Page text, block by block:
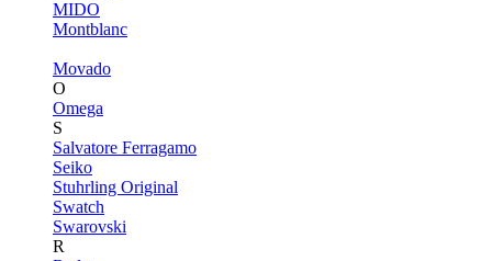
MIDO
Montblanc
Movado
O
Omega
S
Salvatore Ferragamo
Seiko
Stuhrling Original
Swatch
Swarovski
R